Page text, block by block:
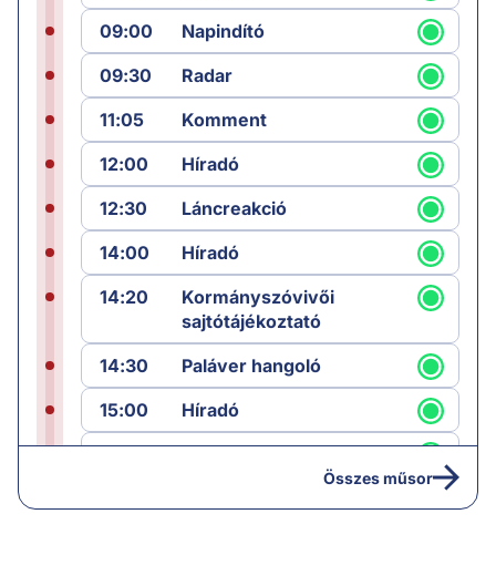
09:00
Napindító
09:30
Radar
11:05
Komment
12:00
Híradó
12:30
Láncreakció
14:00
Híradó
14:20
Kormányszóvivői
sajtótájékoztató
14:30
Paláver hangoló
15:00
Híradó
Összes műsor